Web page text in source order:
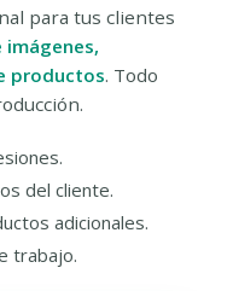
para tus clientes
imágenes,
productos. Todo
del cliente.
adicionales.
trabajo.